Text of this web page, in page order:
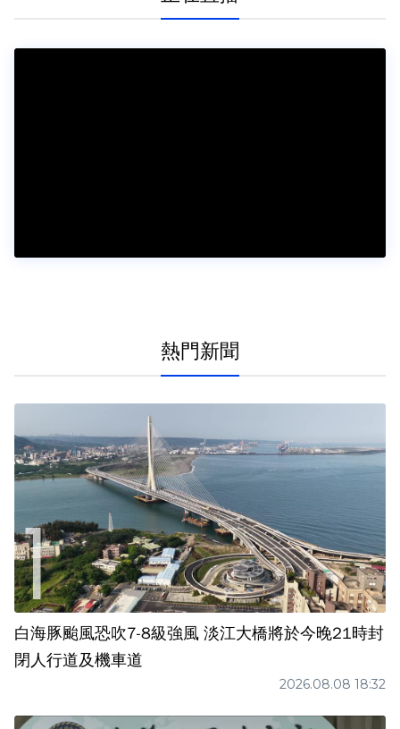
熱門新聞
白海豚颱風恐吹7-8級強風 淡江大橋將於今晚21時封
閉人行道及機車道
2026.08.08 18:32